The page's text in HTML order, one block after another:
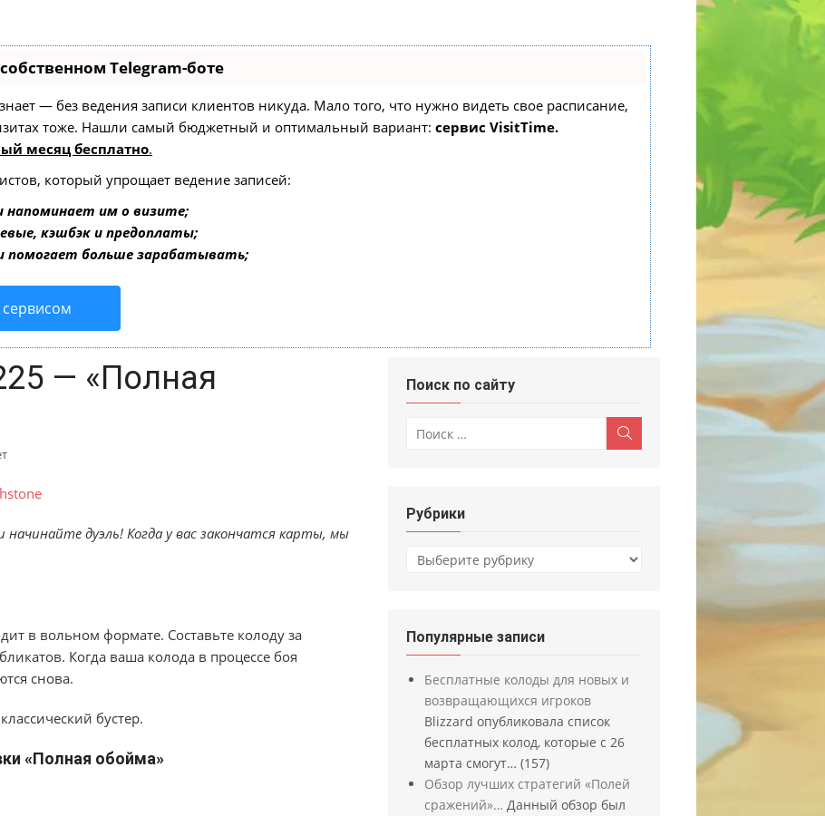
Telegram-боте
знает — без ведения записи клиентов никуда. Мало того, что нужно видеть свое расписание,
тоже. Нашли самый бюджетный и оптимальный вариант: сервис VisitTime.
месяц бесплатно.
который упрощает ведение записей:
напоминает им о визите;
кэшбэк и предоплаты;
помогает больше зарабатывать;
сервисом
— «Полная
дуэль! Когда у вас закончатся карты, мы
в вольном формате. Составьте колоду за
Когда ваша колода в процессе боя
снова.
бустер.
«Полная обойма»
Поиск по сайту
Рубрики
Рубрики
Популярные записи
Бесплатные колоды для новых и
возвращающихся игроков
Blizzard опубликовала список
бесплатных колод, которые с 26
марта смогут… (157)
Обзор лучших стратегий «Полей
сражений»… Данный обзор был